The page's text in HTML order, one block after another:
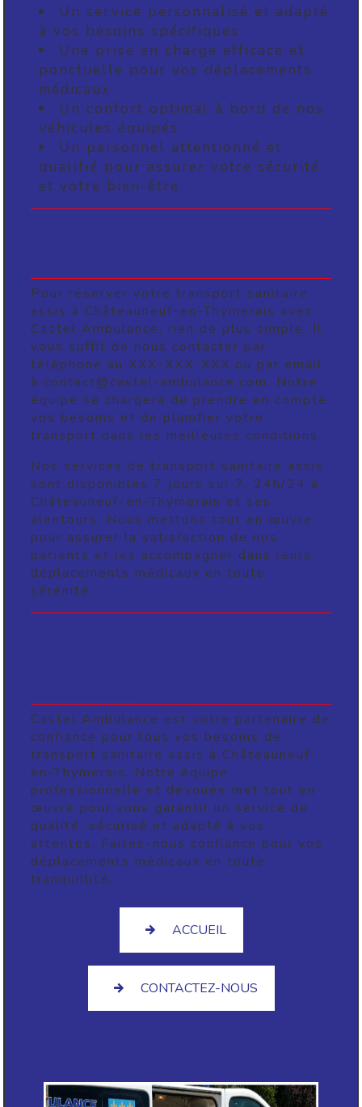
Un service personnalisé et adapté
à vos besoins spécifiques
Une prise en charge efficace et
ponctuelle pour vos déplacements
médicaux
Un confort optimal à bord de nos
véhicules équipés
Un personnel attentionné et
qualifié pour assurer votre sécurité
et votre bien-être
Pour réserver votre transport sanitaire
assis à Châteauneuf-en-Thymerais avec
Castel Ambulance, rien de plus simple. Il
vous suffit de nous contacter par
téléphone au XXX-XXX-XXX ou par email
à contact@castel-ambulance.com. Notre
équipe se chargera de prendre en compte
vos besoins et de planifier votre
transport dans les meilleures conditions.
Nos services de transport sanitaire assis
sont disponibles 7 jours sur 7, 24h/24 à
Châteauneuf-en-Thymerais et ses
alentours. Nous mettons tout en œuvre
pour assurer la satisfaction de nos
patients et les accompagner dans leurs
déplacements médicaux en toute
sérénité.
Castel Ambulance est votre partenaire de
confiance pour tous vos besoins de
transport sanitaire assis à Châteauneuf-
en-Thymerais. Notre équipe
professionnelle et dévouée met tout en
œuvre pour vous garantir un service de
qualité, sécurisé et adapté à vos
attentes. Faites-nous confiance pour vos
déplacements médicaux en toute
tranquillité.
ACCUEIL
CONTACTEZ-NOUS